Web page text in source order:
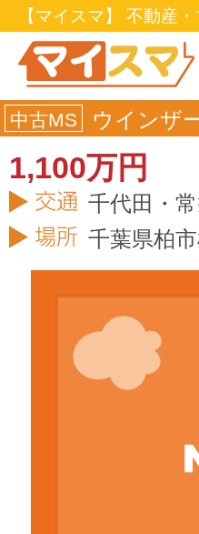
【マイスマ】 不動産
中古MS ウインザ
1,100万円
千代田・
千葉県柏市